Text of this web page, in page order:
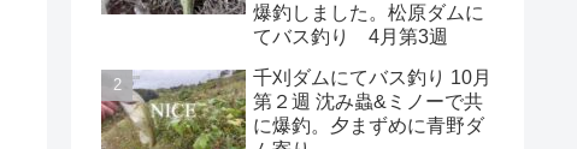
爆釣しました。松原ダムに
てバス釣り 4月第3週
千刈ダムにてバス釣り 10月
第２週 沈み蟲&ミノーで共
に爆釣。夕まずめに青野ダ